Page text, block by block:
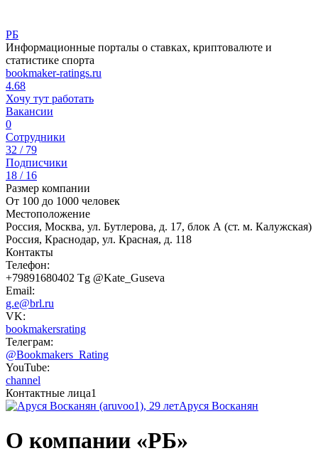
РБ
Информационные порталы о ставках, криптовалюте и
статистике спорта
bookmaker-ratings.ru
4.68
Хочу тут работать
Вакансии
0
Сотрудники
32 / 79
Подписчики
18 / 16
Размер компании
От 100 до 1000 человек
Местоположение
Россия, Москва, ул. Бутлерова, д. 17, блок А (ст. м. Калужская)
Россия, Краснодар, ул. Красная, д. 118
Контакты
Телефон:
+79891680402 Tg @Kate_Guseva
Email:
g.e@brl.ru
VK:
bookmakersrating
Телеграм:
@Bookmakers_Rating
YouTube:
channel
Контактные лица1
Аруся Восканян
О компании «РБ»